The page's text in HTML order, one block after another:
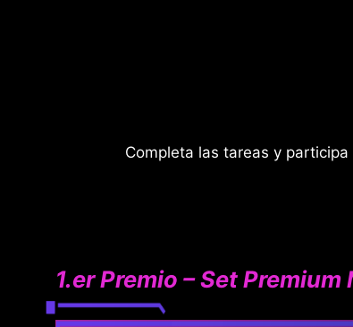
Completa las tareas y
1.er Premio – Set Premium